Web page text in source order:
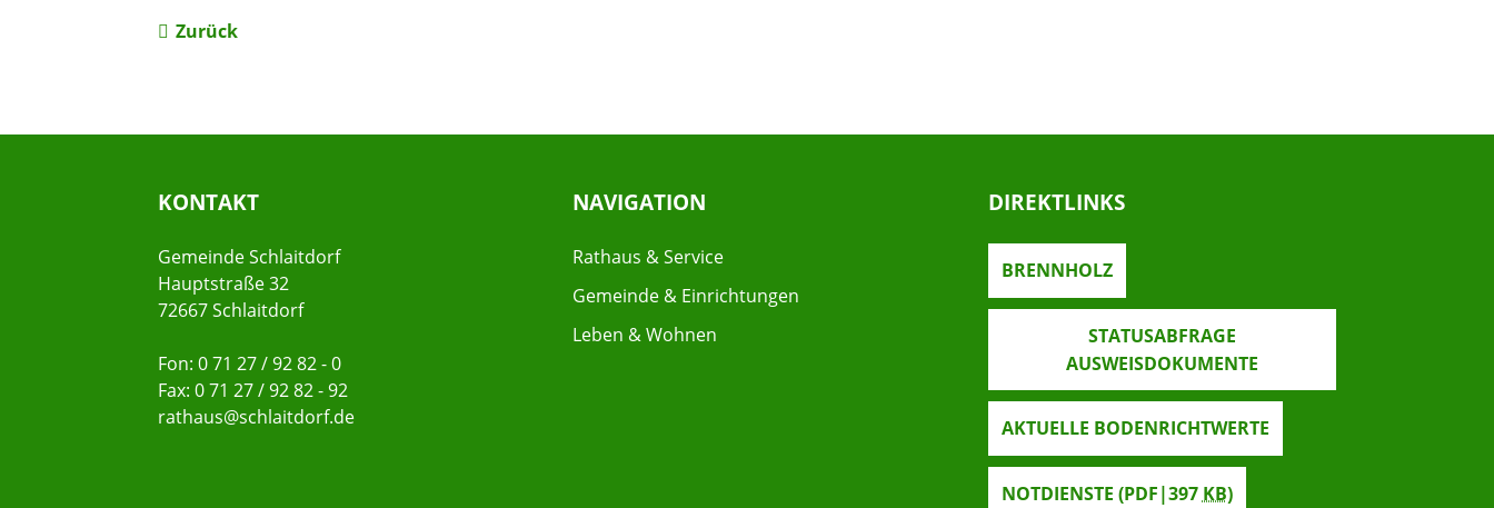
Zurück
KONTAKT
Gemeinde Schlaitdorf
Hauptstraße 32
72667 Schlaitdorf
Fon: 0 71 27 / 92 82 - 0
Fax: 0 71 27 / 92 82 - 92
rathaus@schlaitdorf.de
NAVIGATION
Rathaus & Service
Gemeinde & Einrichtungen
Leben & Wohnen
DIREKTLINKS
BRENNHOLZ
STATUSABFRAGE
AUSWEISDOKUMENTE
AKTUELLE BODENRICHTWERTE
NOTDIENSTE (PDF|397 KB)